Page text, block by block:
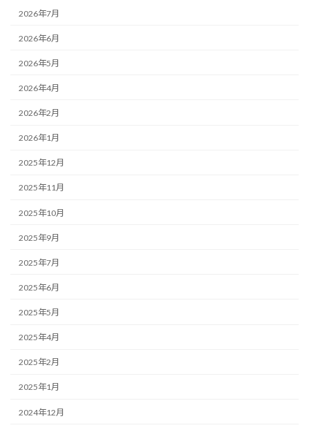
2026年7月
2026年6月
2026年5月
2026年4月
2026年2月
2026年1月
2025年12月
2025年11月
2025年10月
2025年9月
2025年7月
2025年6月
2025年5月
2025年4月
2025年2月
2025年1月
2024年12月